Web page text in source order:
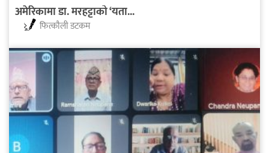
अमेरिकामा डा. मरहट्टाको ‘यता...
फित्काैली डटकम